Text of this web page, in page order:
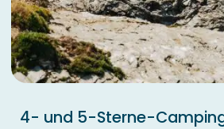
4- und 5-Sterne-